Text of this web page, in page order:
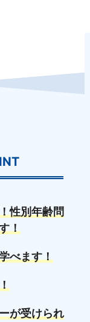
性別年齢問
！
べます！
が受けられ